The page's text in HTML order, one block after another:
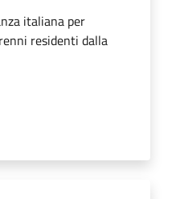
italiana per
residenti dalla